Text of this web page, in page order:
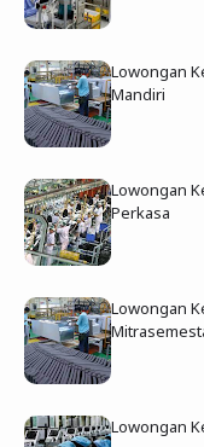
Lowongan
Mandiri
Lowongan
Perkasa
Lowongan
Lowongan